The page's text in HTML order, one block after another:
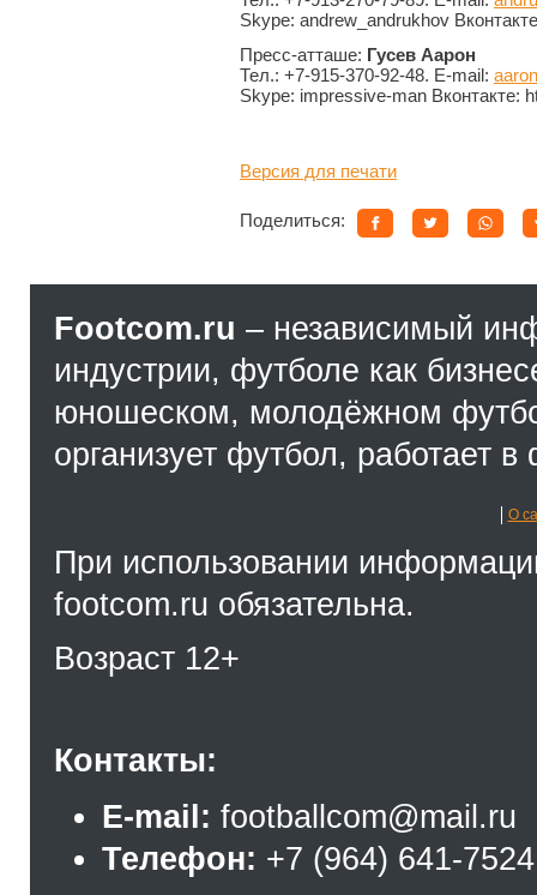
Skype: andrew_andrukhov
Пресс-атташе: Гусев Аарон
Тел.: +7-915-370-92-48. E-mail:
Skype: impressive-man Вконтакте:
Версия для печати
Поделиться:
Footcom.ru – независимый
индустрии, футболе как
юношеском, молодёжном
организует футбол, работает
О
При использовании
footcom.ru обязательна.
Возраст 12+
Контакты:
E-mail: footballcom@mail.ru
Телефон: +7 (964) 641-7524